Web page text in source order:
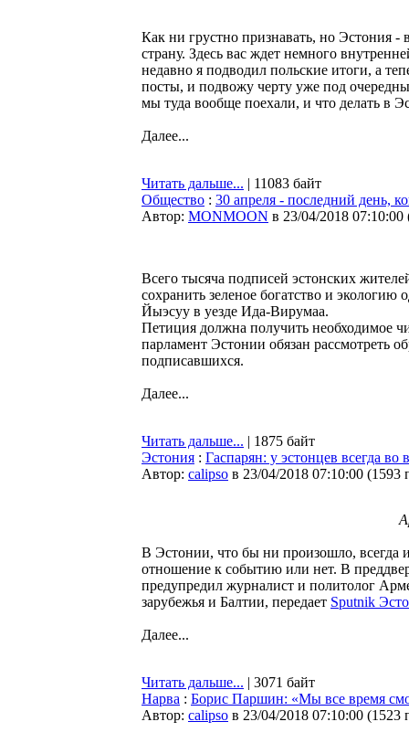
Как ни грустно признавать, но Эстония -
страну. Здесь вас ждет немного
недавно я подводил польские итоги, а
посты, и подвожу черту уже под
мы туда вообще поехали, и что делать в
Далее...
Читать дальше... | 11083 байт
Общество : 30 апреля - последний день,
Автор: MONMOON в 23/04/2018 07:10:00
Всего тысяча подписей эстонских
сохранить зеленое богатство и
Йыэсуу в уезде Ида-Вирумаа.
Петиция должна получить необходимое
парламент Эстонии обязан рассмотреть
подписавшихся.
Далее...
Читать дальше... | 1875 байт
Эстония : Гаспарян: у эстонцев всегда во
Автор: calipso в 23/04/2018 07:10:00 (1593
В Эстонии, что бы ни произошло, всегда
отношение к событию или нет. В
предупредил журналист и политолог
зарубежья и Балтии, передает Sputnik
Далее...
Читать дальше... | 3071 байт
Нарва : Борис Паршин: «Мы все время
Автор: calipso в 23/04/2018 07:10:00 (1523